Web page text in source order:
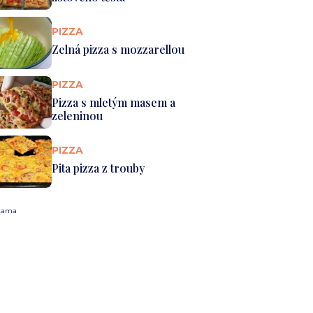
PIZZA
Zelná pizza s mozzarellou
PIZZA
Pizza s mletým masem a
zeleninou
PIZZA
Pita pizza z trouby